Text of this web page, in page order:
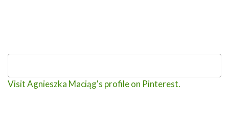
Visit Agnieszka Maciąg's profile on Pinterest.